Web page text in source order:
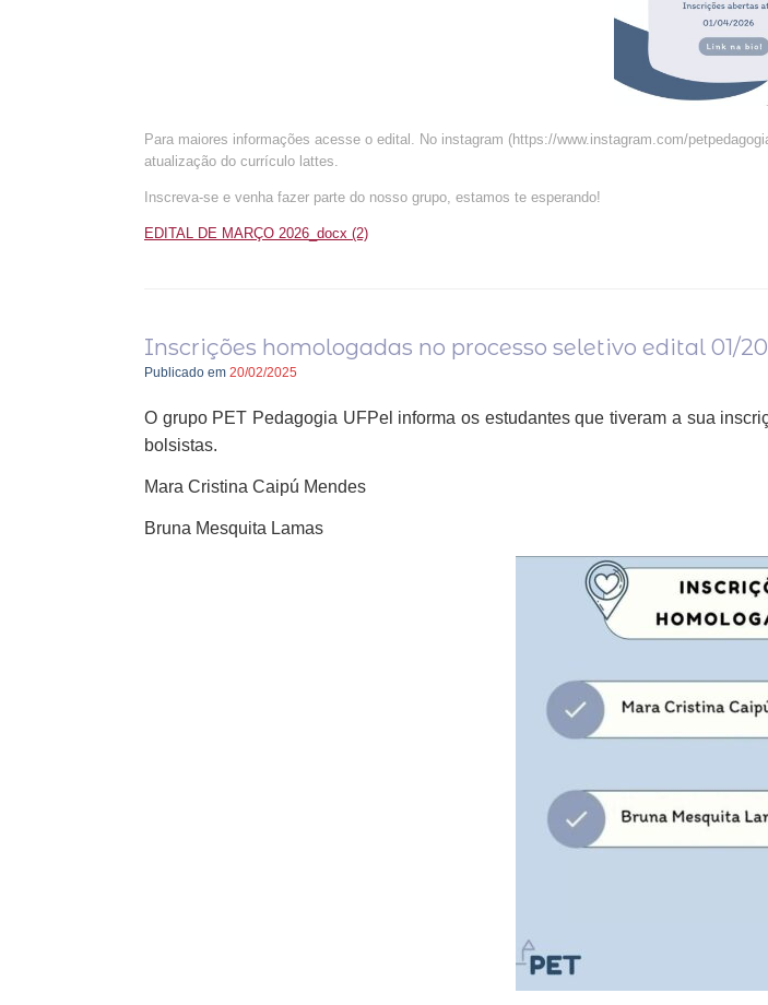
Para maiores informações acesse o edital. No instagram (https://www.instagram.com/
atualização do currículo lattes.
Inscreva-se e venha fazer parte do nosso grupo, estamos te esperando!
EDITAL DE MARÇO 2026_docx (2)
Inscrições homologadas no processo seletivo edital 01/
Publicado em 20/02/2025
O grupo PET Pedagogia UFPel informa os estudantes que tiveram a sua
bolsistas.
Mara Cristina Caipú Mendes
Bruna Mesquita Lamas